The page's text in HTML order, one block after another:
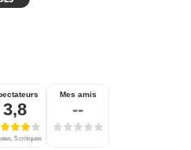
3,8
5 critiques
Mes amis
--